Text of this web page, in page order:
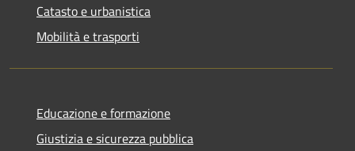
Catasto e urbanistica
Mobilità e trasporti
Educazione e formazione
Giustizia e sicurezza pubblica